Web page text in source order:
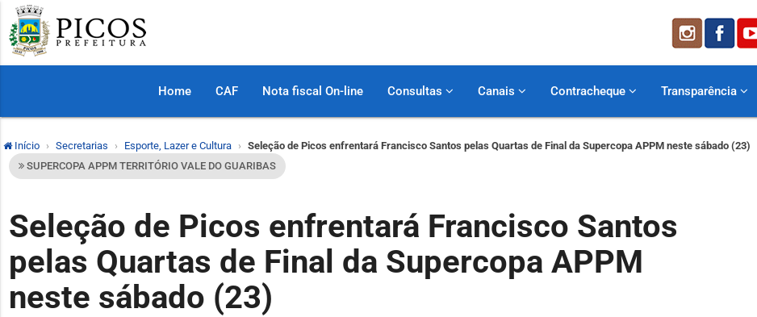
Home CAF Nota fiscal On-line Consultas Canais Contracheque Transparência
Início Secretarias Esporte, Lazer e Cultura
Seleção de Picos enfrentará Francisco Santos pelas Quartas de Final da Supercopa APPM neste sábado (23)
SUPERCOPA APPM TERRITÓRIO VALE DO GUARIBAS
Seleção de Picos enfrentará Francisco Santos
pelas Quartas de Final da Supercopa APPM
neste sábado (23)